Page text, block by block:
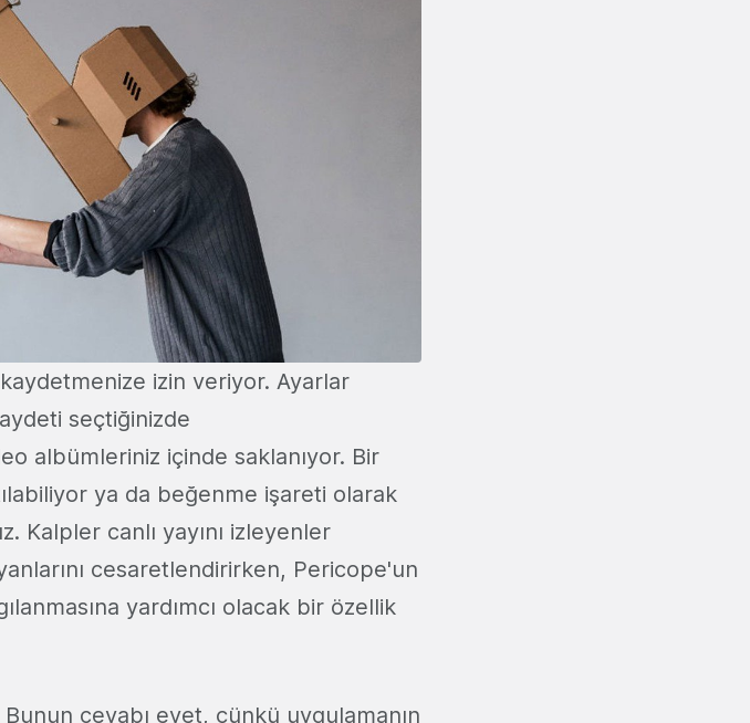
kaydetmenize izin veriyor. Ayarlar
seçtiğinizde
albümleriniz içinde saklanıyor. Bir
ya da beğenme işareti olarak
Kalpler canlı yayını izleyenler
cesaretlendirirken, Pericope'un
yardımcı olacak bir özellik
cevabı evet, çünkü uygulamanın